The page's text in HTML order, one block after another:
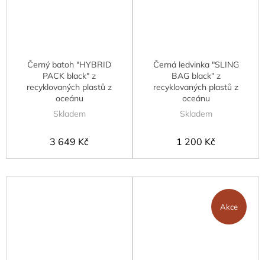
Černý batoh "HYBRID
PACK black" z
recyklovaných plastů z
oceánu
Skladem
3 649 Kč
Černá ledvinka "SLING
BAG black" z
recyklovaných plastů z
oceánu
Skladem
1 200 Kč
Akce